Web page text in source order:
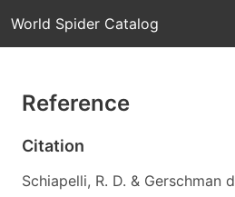
World Spider Catalog
Reference
Citation
Schiapelli, R. D. & Gerschman